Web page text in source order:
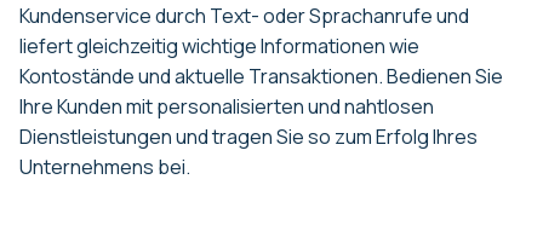
Kundenservice durch Text- oder Sprachanrufe und
liefert gleichzeitig wichtige Informationen wie
Kontostände und aktuelle Transaktionen. Bedienen Sie
Ihre Kunden mit personalisierten und nahtlosen
Dienstleistungen und tragen Sie so zum Erfolg Ihres
Unternehmens bei.